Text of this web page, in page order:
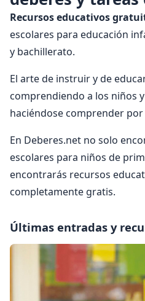
Recursos educativos
escolares para educación
y bachillerato.
El arte de instruir y de
comprendiendo a los niños
haciéndose comprender
En Deberes.net no solo
escolares para niños de
encontrarás recursos
completamente gratis.
Últimas entradas y